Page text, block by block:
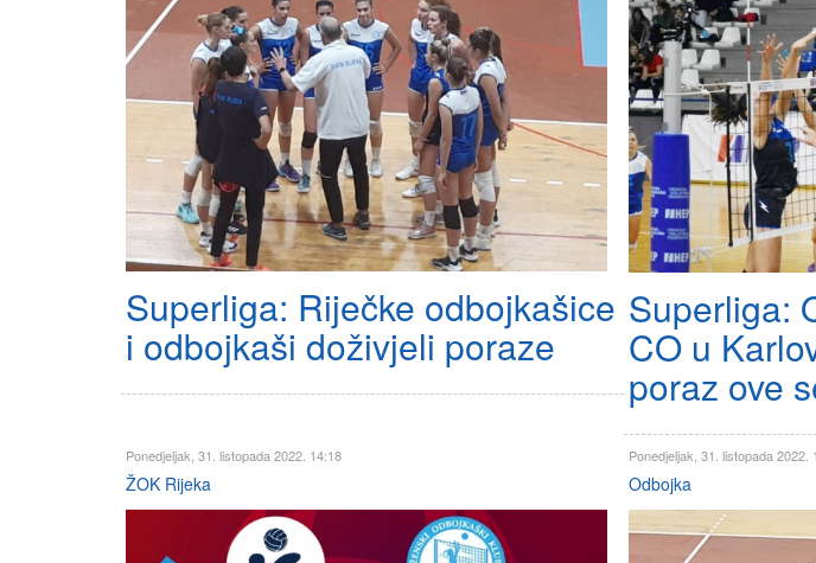
Superliga: Riječke odbojkašice
i odbojkaši doživjeli poraze
Superliga:
CO u
poraz ove
Ponedjeljak, 31. listopada 2022. 14:18
ŽOK Rijeka
Ponedjeljak, 31. listopada 2022.
Odbojka